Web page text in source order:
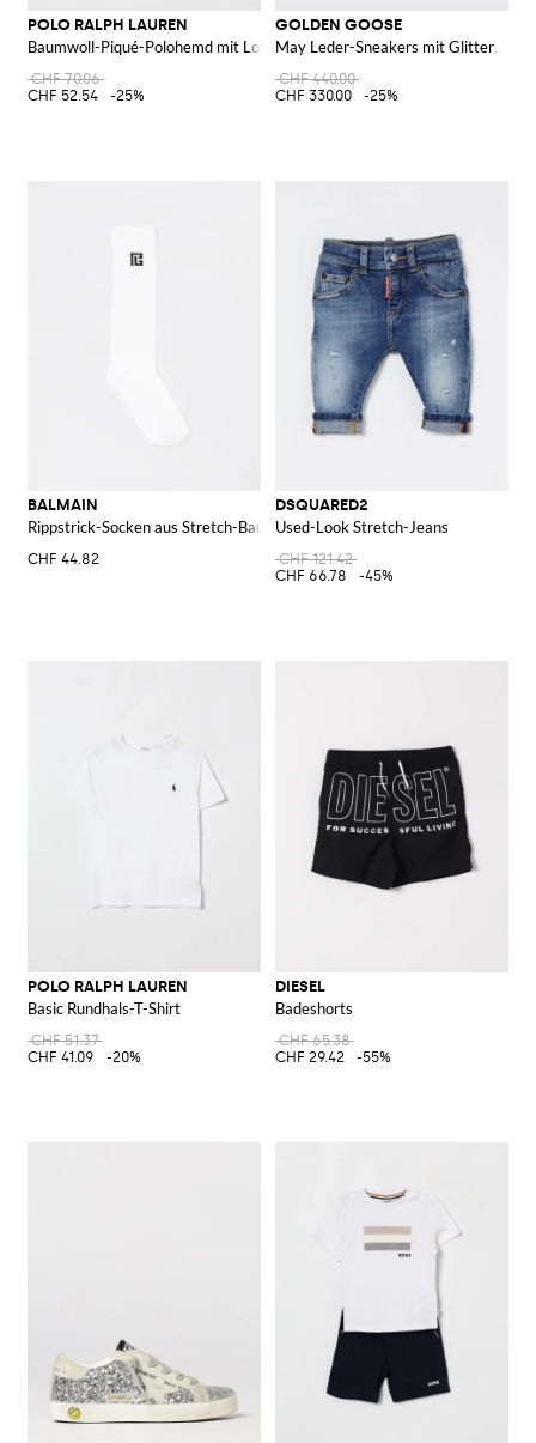
POLO RALPH LAUREN
Baumwoll-Piqué-Polohemd mit Logo
CHF 70.06
CHF 52.54
-25%
GOLDEN GOOSE
May Leder-Sneakers mit Glitter
CHF 440.00
CHF 330.00
-25%
BALMAIN
Rippstrick-Socken aus Stretch-Baumwolle
CHF 44.82
DSQUARED2
Used-Look Stretch-Jeans
CHF 121.42
CHF 66.78
-45%
POLO RALPH LAUREN
Basic Rundhals-T-Shirt
CHF 51.37
CHF 41.09
-20%
DIESEL
Badeshorts
CHF 65.38
CHF 29.42
-55%